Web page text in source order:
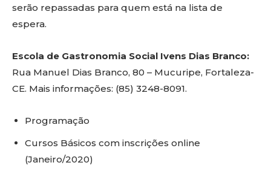
serão repassadas para quem está na lista de
espera.
Escola de Gastronomia Social Ivens Dias Branco:
Rua Manuel Dias Branco, 80 – Mucuripe, Fortaleza-
CE. Mais informações: (85) 3248-8091.
Programação
Cursos Básicos com inscrições online
(Janeiro/2020)